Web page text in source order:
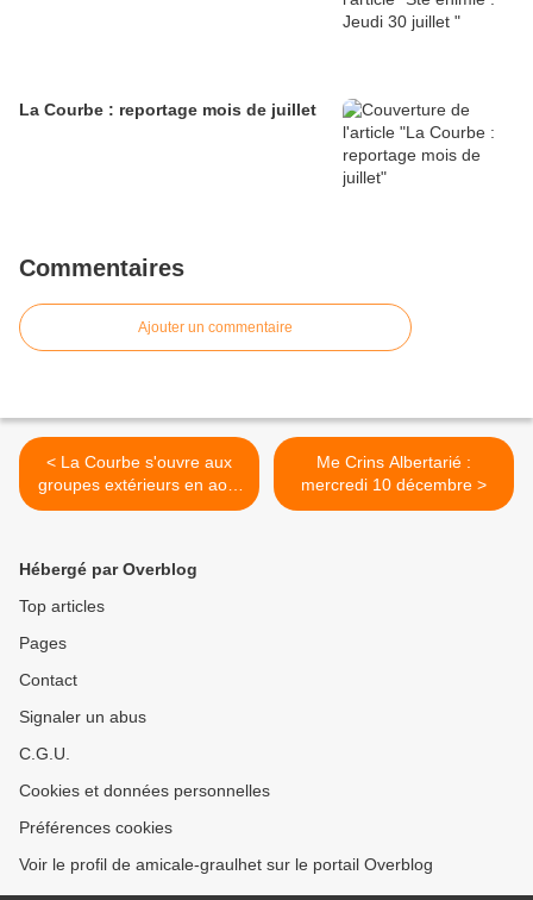
La Courbe : reportage mois de juillet
Commentaires
Ajouter un commentaire
< La Courbe s'ouvre aux
groupes extérieurs en août
!
Me Crins Albertarié :
mercredi 10 décembre >
Hébergé par Overblog
Top articles
Pages
Contact
Signaler un abus
C.G.U.
Cookies et données personnelles
Préférences cookies
Voir le profil de amicale-graulhet sur le portail Overblog